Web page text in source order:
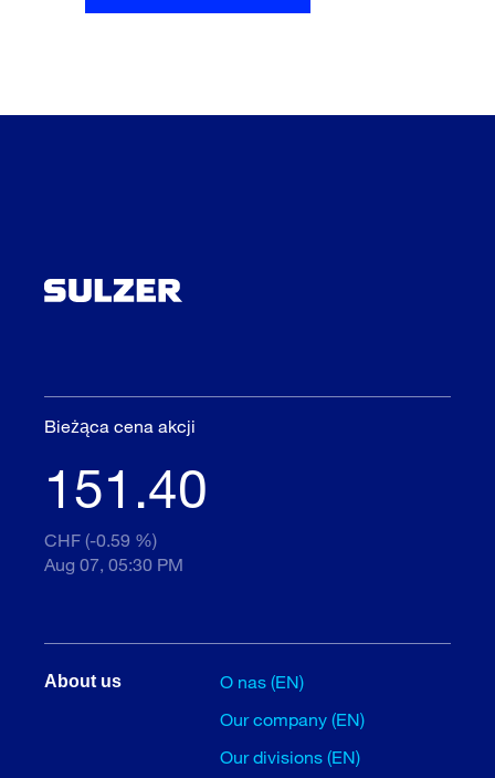
Bieżąca cena akcji
151.40
CHF (-0.59 %)
Aug 07, 05:30 PM
About us
O nas (EN)
Our company (EN)
Our divisions (EN)